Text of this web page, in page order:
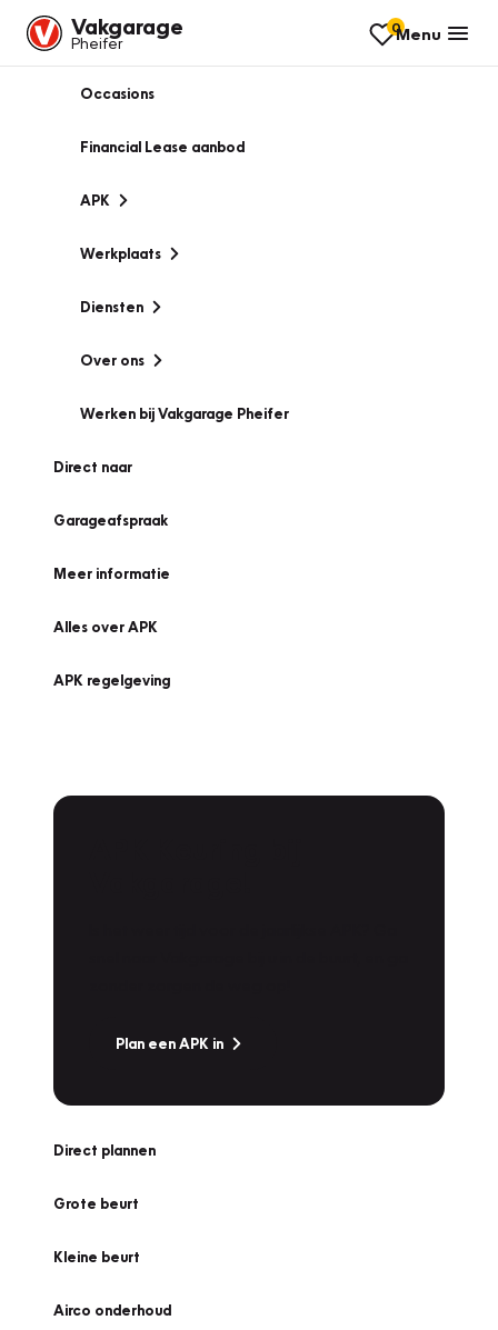
Vakgarage
Pheifer
0Menu
Occasions
Financial Lease aanbod
APK
Werkplaats
Diensten
Over ons
Werken bij Vakgarage Pheifer
Direct naar
Garageafspraak
Meer informatie
Alles over APK
APK regelgeving
Plan een APK in
Direct plannen
Grote beurt
Kleine beurt
Airco onderhoud